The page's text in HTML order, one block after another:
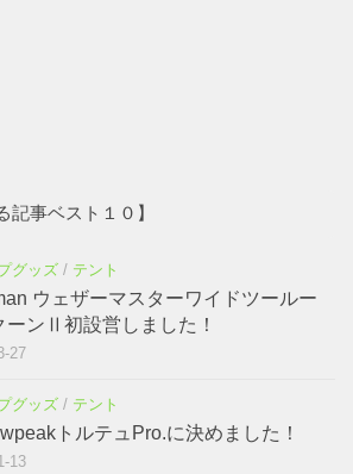
記事ベスト１０】
グッズ / テント
ウェザーマスターワイドツールー
ーンⅡ初設営しました！
27
グッズ / テント
トルテュPro.に決めました！
13